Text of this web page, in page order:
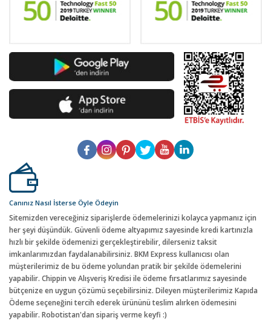
Canınız Nasıl İsterse Öyle Ödeyin
Sitemizden vereceğiniz siparişlerde ödemelerinizi kolayca yapmanız için
her şeyi düşündük. Güvenli ödeme altyapımız sayesinde kredi kartınızla
hızlı bir şekilde ödemenizi gerçekleştirebilir, dilerseniz taksit
imkanlarımızdan faydalanabilirsiniz. BKM Express kullanıcısı olan
müşterilerimiz de bu ödeme yolundan pratik bir şekilde ödemelerini
yapabilir. Chippin ve Alışveriş Kredisi ile ödeme fırsatlarımız sayesinde
bütçenize en uygun çözümü seçebilirsiniz. Dileyen müşterilerimiz Kapıda
Ödeme seçeneğini tercih ederek ürününü teslim alırken ödemesini
yapabilir. Robotistan'dan sipariş verme keyfi :)